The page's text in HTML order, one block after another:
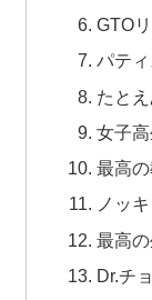
GTO
パテ
たと
女子高
最高
ノッ
最高
Dr.チ